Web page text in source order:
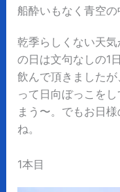
船酔いもなく青空
乾季らしくない天
の日は文句なしの1
飲んで頂きました
って日向ぼっこを
まう〜。でもお日
ね。
1本目